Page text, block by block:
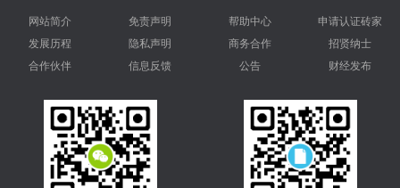
网站简介
发展历程
合作伙伴
免责声明
隐私声明
信息反馈
帮助中心
商务合作
公告
申请认证砖家
招贤纳士
财经发布